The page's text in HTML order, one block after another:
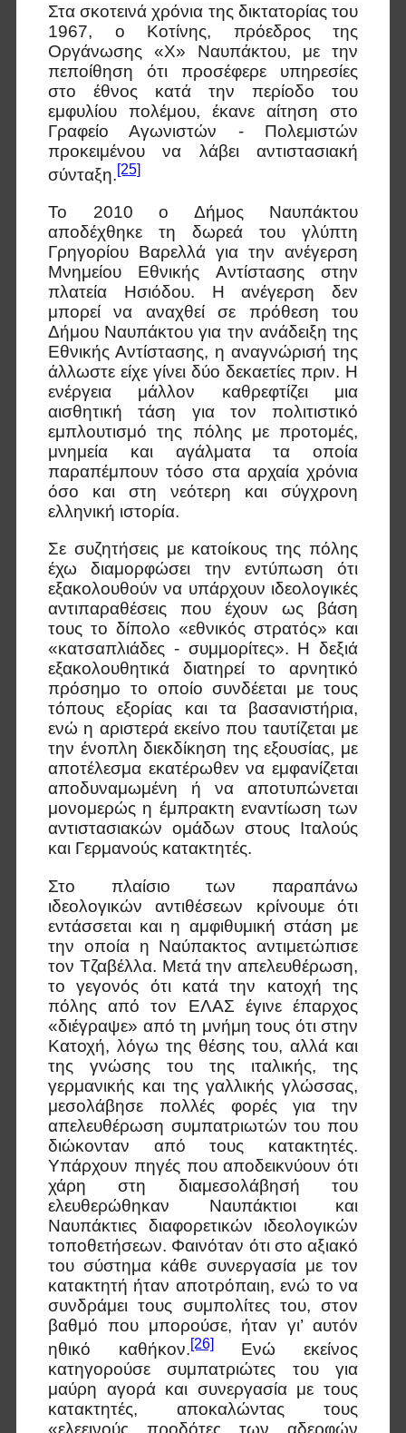
Στα σκοτεινά χρόνια της δικτατορίας του
1967, ο Κοτίνης, πρόεδρος της
Οργάνωσης «Χ» Ναυπάκτου, με την
πεποίθηση ότι προσέφερε υπηρεσίες
στο έθνος κατά την περίοδο του
εμφυλίου πολέμου, έκανε αίτηση στο
Γραφείο Αγωνιστών - Πολεμιστών
προκειμένου να λάβει αντιστασιακή
σύνταξη.[25]
Το 2010 ο Δήμος Ναυπάκτου
αποδέχθηκε τη δωρεά του γλύπτη
Γρηγορίου Βαρελλά για την ανέγερση
Μνημείου Εθνικής Αντίστασης στην
πλατεία Ησιόδου. Η ανέγερση δεν
μπορεί να αναχθεί σε πρόθεση του
Δήμου Ναυπάκτου για την ανάδειξη της
Εθνικής Αντίστασης, η αναγνώρισή της
άλλωστε είχε γίνει δύο δεκαετίες πριν. Η
ενέργεια μάλλον καθρεφτίζει μια
αισθητική τάση για τον πολιτιστικό
εμπλουτισμό της πόλης με προτομές,
μνημεία και αγάλματα τα οποία
παραπέμπουν τόσο στα αρχαία χρόνια
όσο και στη νεότερη και σύγχρονη
ελληνική ιστορία.
Σε συζητήσεις με κατοίκους της πόλης
έχω διαμορφώσει την εντύπωση ότι
εξακολουθούν να υπάρχουν ιδεολογικές
αντιπαραθέσεις που έχουν ως βάση
τους το δίπολο «εθνικός στρατός» και
«κατσαπλιάδες - συμμορίτες». Η δεξιά
εξακολουθητικά διατηρεί το αρνητικό
πρόσημο το οποίο συνδέεται με τους
τόπους εξορίας και τα βασανιστήρια,
ενώ η αριστερά εκείνο που ταυτίζεται με
την ένοπλη διεκδίκηση της εξουσίας, με
αποτέλεσμα εκατέρωθεν να εμφανίζεται
αποδυναμωμένη ή να αποτυπώνεται
μονομερώς η έμπρακτη εναντίωση των
αντιστασιακών ομάδων στους Ιταλούς
και Γερμανούς κατακτητές.
Στο πλαίσιο των παραπάνω
ιδεολογικών αντιθέσεων κρίνουμε ότι
εντάσσεται και η αμφιθυμική στάση με
την οποία η Ναύπακτος αντιμετώπισε
τον Τζαβέλλα. Μετά την απελευθέρωση,
το γεγονός ότι κατά την κατοχή της
πόλης από τον ΕΛΑΣ έγινε έπαρχος
«διέγραψε» από τη μνήμη τους ότι στην
Κατοχή, λόγω της θέσης του, αλλά και
της γνώσης του της ιταλικής, της
γερμανικής και της γαλλικής γλώσσας,
μεσολάβησε πολλές φορές για την
απελευθέρωση συμπατριωτών του που
διώκονταν από τους κατακτητές.
Υπάρχουν πηγές που αποδεικνύουν ότι
χάρη στη διαμεσολάβησή του
ελευθερώθηκαν Ναυπάκτιοι και
Ναυπάκτιες διαφορετικών ιδεολογικών
τοποθετήσεων. Φαινόταν ότι στο αξιακό
του σύστημα κάθε συνεργασία με τον
κατακτητή ήταν αποτρόπαιη, ενώ το να
συνδράμει τους συμπολίτες του, στον
βαθμό που μπορούσε, ήταν γι’ αυτόν
ηθικό καθήκον.[26]Ενώ εκείνος
κατηγορούσε συμπατριώτες του για
μαύρη αγορά και συνεργασία με τους
κατακτητές, αποκαλώντας τους
«ελεεινούς προδότες των αδερφών